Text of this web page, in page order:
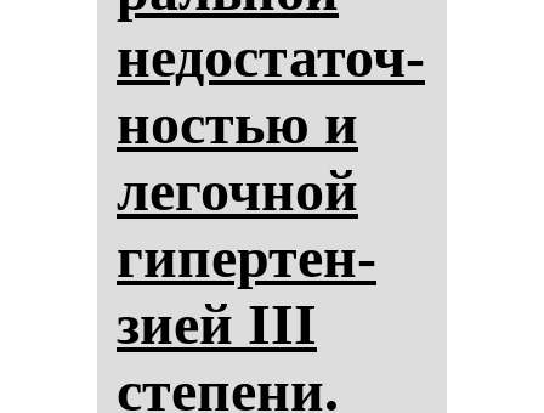
не­дос­та­точ­
нос­тью и
ле­гоч­ной
ги­пер­тен­
зи­ей III
сте­пе­ни.